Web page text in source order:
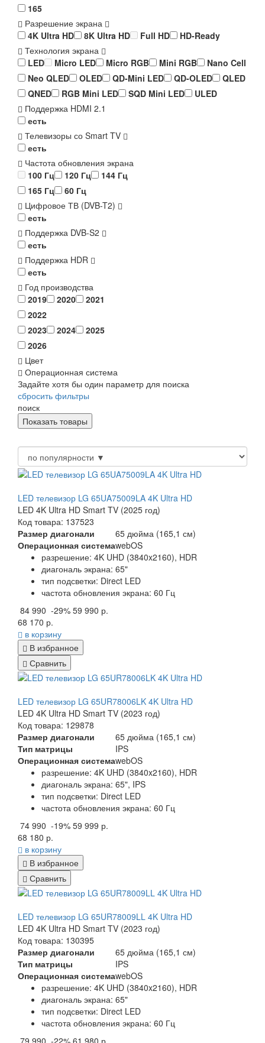
165
Разрешение экрана
4K Ultra HD
8K Ultra HD Full HD
HD-Ready
Технология экрана
LED
Micro LED Micro RGB Mini RGB
Nano Cell
Neo QLED
OLED QD-Mini LED QD-OLED
QLED
QNED
RGB Mini LED SQD Mini LED
ULED
Поддержка HDMI 2.1
есть
Телевизоры со Smart TV
есть
Частота обновления экрана
100 Гц
120 Гц
144 Гц
165 Гц
60 Гц
Цифровое ТВ (DVB-T2)
есть
Поддержка DVB-S2
есть
Поддержка HDR
есть
Год производства
2019
2020
2021
2022
2023
2024
2025
2026
Цвет
Операционная система
Задайте хотя бы один параметр для поиска
сбросить фильтры
поиск
LED телевизор LG 65UA75009LA 4K Ultra HD
LED 4K Ultra HD Smart TV (2025 год)
Код товара: 137523
Размер диагонали
65 дюйма (165,1 см)
Операционная системаwebOS
разрешение: 4K UHD (3840x2160), HDR
диагональ экрана: 65"
тип подсветки: Direct LED
частота обновления экрана: 60 Гц
84 990 -29% 59 990 р.
68 170 р.
в корзину
В избранное
Сравнить
LED телевизор LG 65UR78006LK 4K Ultra HD
LED 4K Ultra HD Smart TV (2023 год)
Код товара: 129878
Размер диагонали
65 дюйма (165,1 см)
Тип матрицы
IPS
Операционная системаwebOS
разрешение: 4K UHD (3840x2160), HDR
диагональ экрана: 65", IPS
тип подсветки: Direct LED
частота обновления экрана: 60 Гц
74 990 -19% 59 999 р.
68 180 р.
в корзину
В избранное
Сравнить
LED телевизор LG 65UR78009LL 4K Ultra HD
LED 4K Ultra HD Smart TV (2023 год)
Код товара: 130395
Размер диагонали
65 дюйма (165,1 см)
Тип матрицы
IPS
Операционная системаwebOS
разрешение: 4K UHD (3840x2160), HDR
диагональ экрана: 65"
тип подсветки: Direct LED
частота обновления экрана: 60 Гц